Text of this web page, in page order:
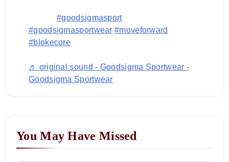
nih???#goodsigmasport
#goodsigmasportwear #moveforward
#blokecore
♬ original sound - Goodsigma Sportwear -
Goodsigma Sportwear
You May Have Missed